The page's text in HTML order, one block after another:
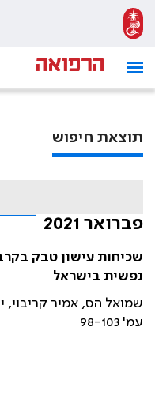
תוצאת חיפוש
פברואר 2021
שכיחות עישון טבק
נפשית בישראל
שמואל הס, אמיר
עמ' 98-103